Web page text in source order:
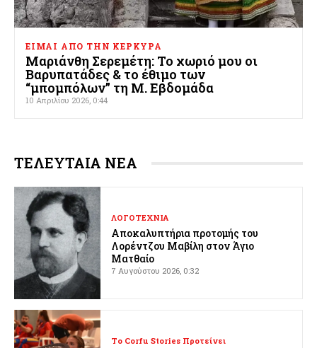
ΕΙΜΑΙ ΑΠΟ ΤΗΝ ΚΕΡΚΥΡΑ
Μαριάνθη Σερεμέτη: Το χωριό μου οι
Βαρυπατάδες & το έθιμο των
“μπομπόλων” τη Μ. Εβδομάδα
10 Απριλίου 2026, 0:44
ΤΕΛΕΥΤΑΙΑ ΝΕΑ
ΛΟΓΟΤΕΧΝΙΑ
Αποκαλυπτήρια προτομής του
Λορέντζου Μαβίλη στον Άγιο
Ματθαίο
7 Αυγούστου 2026, 0:32
Το Corfu Stories Προτείνει